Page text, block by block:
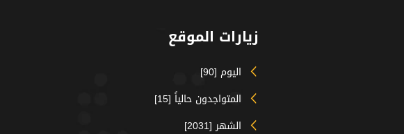
زيارات الموقع
اليوم [90]
المتواجدون حالياً [15]
الشهر [2031]